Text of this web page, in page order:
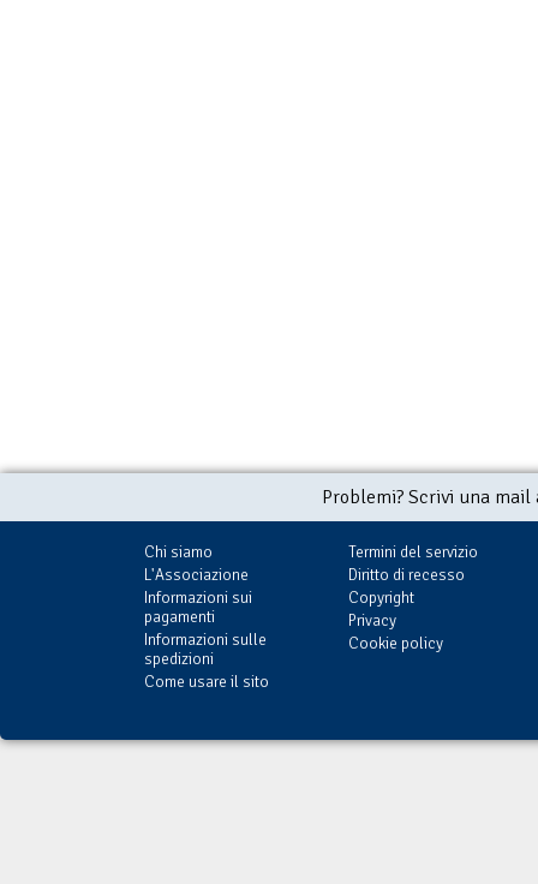
Problemi? Scrivi una
Chi siamo
L'Associazione
Informazioni sui
pagamenti
Informazioni sulle
spedizioni
Come usare il sito
Termini del servizio
Diritto di recesso
Copyright
Privacy
Cookie policy